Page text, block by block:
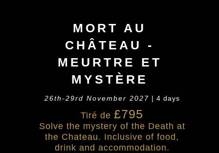
MORT AU
CHÂTEAU -
MEURTRE ET
MYSTÈRE
26th-29rd November 2027 | 4 days
Tiré de £795
Solve the mystery of the Death at
the Chateau. Inclusive of food,
drink and accommodation.